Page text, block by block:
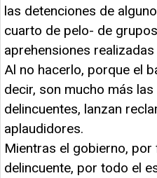
las detenciones de
cuarto de pelo- de
aprehensiones
Al no hacerlo, porque el
decir, son mucho más
delincuentes, lanzan
aplaudidores.
Mientras el gobierno,
delincuente, por todo el